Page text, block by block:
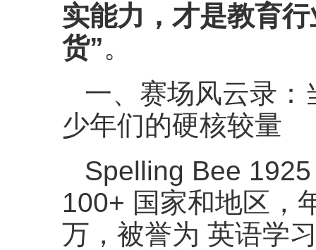
实能力，才是教育
货”。
一、赛场风云录
少年们的硬核较量
Spelling Bee
100+ 国家和地区，
万，被誉为 英语学